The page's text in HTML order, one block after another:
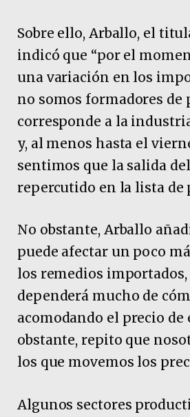
Sobre ello, Arballo, el
indicó que “por el
una variación en los
no somos formadores de
corresponde a la
y, al menos hasta el
sentimos que la salida
repercutido en la lista de
No obstante, Arballo
puede afectar un poco
los remedios importados,
dependerá mucho de
acomodando el precio de
obstante, repito que
los que movemos los
Algunos sectores